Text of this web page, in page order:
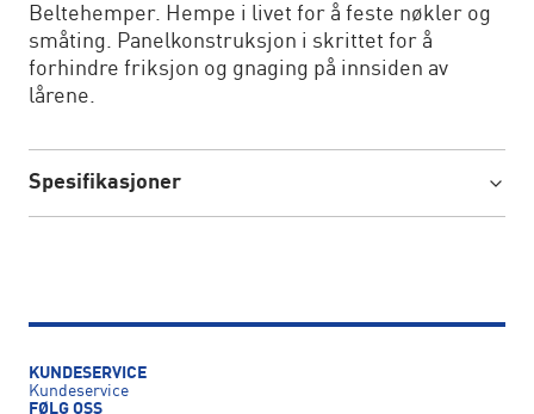
Beltehemper. Hempe i livet for å feste nøkler og
småting. Panelkonstruksjon i skrittet for å
forhindre friksjon og gnaging på innsiden av
lårene.
Spesifikasjoner
KUNDESERVICE
Kundeservice
FØLG OSS